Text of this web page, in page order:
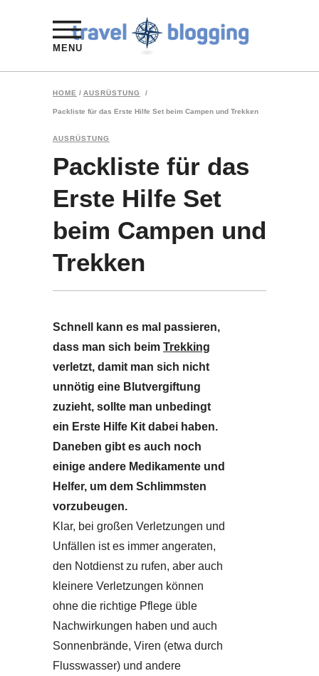
MENU
HOME / AUSRÜSTUNG /
Packliste für das Erste Hilfe Set beim Campen und Trekken
AUSRÜSTUNG
Packliste für das
Erste Hilfe Set
beim Campen und
Trekken
Schnell kann es mal passieren,
dass man sich beim Trekking
verletzt, damit man sich nicht
unnötig eine Blutvergiftung
zuzieht, sollte man unbedingt
ein Erste Hilfe Kit dabei haben.
Daneben gibt es auch noch
einige andere Medikamente und
Helfer, um dem Schlimmsten
vorzubeugen.
Klar, bei großen Verletzungen und
Unfällen ist es immer angeraten,
den Notdienst zu rufen, aber auch
kleinere Verletzungen können
ohne die richtige Pflege üble
Nachwirkungen haben und auch
Sonnenbrände, Viren (etwa durch
Flusswasser) und andere